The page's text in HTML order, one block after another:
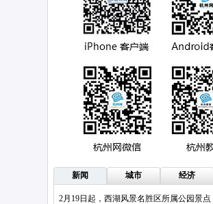
新闻 城市 经济
2月19日起，西湖风景名胜区所属公园景点